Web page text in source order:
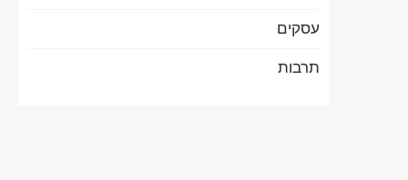
עסקים
תרבות